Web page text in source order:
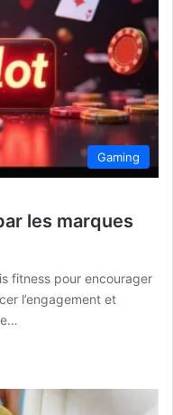
Gaming
les marques
fitness pour encourager
l’engagement et